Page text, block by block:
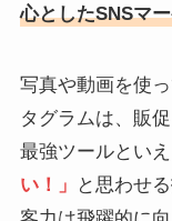
心としたSNSマ
写真や動画を使
タグラムは、販
最強ツールとい
い！」
と思わせ